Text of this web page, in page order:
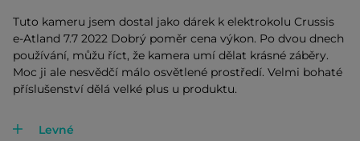
Tuto kameru jsem dostal jako dárek k elektrokolu Crussis
e-Atland 7.7 2022 Dobrý poměr cena výkon. Po dvou dnech
používání, můžu říct, že kamera umí dělat krásné záběry.
Moc ji ale nesvědčí málo osvětlené prostředí. Velmi bohaté
příslušenství dělá velké plus u produktu.
Levné